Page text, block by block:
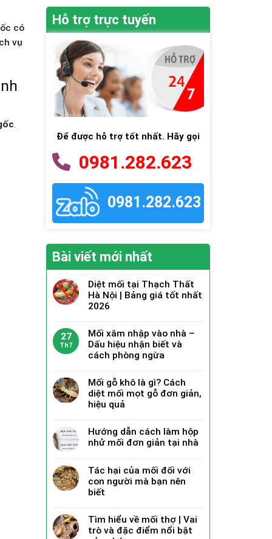
có
vụ
.
Hỗ trợ trực tuyến
Để được hỗ trợ tốt nhất. Hãy gọi
0981.282.623
0981.282.623
Bài viết mới nhất
Diệt mối tại Thạch Thất
Hà Nội | Bảng giá tốt nhất
2026
27
Th7
Mối xâm nhập vào nhà –
Dấu hiệu nhận biết và
cách phòng ngừa
Mối gỗ khô là gì? Cách
diệt mối mọt gỗ đơn giản,
hiệu quả
Hướng dẫn cách làm hộp
nhử mối đơn giản tại nhà
Tác hại của mối đối với
con người mà bạn nên
biết
Tìm hiểu về mối thợ | Vai
trò và đặc điểm nổi bật